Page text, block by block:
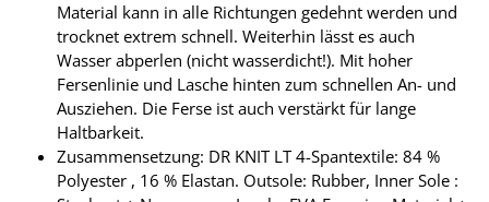
Material kann in alle Richtungen gedehnt werden und
trocknet extrem schnell. Weiterhin lässt es auch
Wasser abperlen (nicht wasserdicht!). Mit hoher
Fersenlinie und Lasche hinten zum schnellen An- und
Ausziehen. Die Ferse ist auch verstärkt für lange
Haltbarkeit.
Zusammensetzung: DR KNIT LT 4-Spantextile: 84 %
Polyester , 16 % Elastan. Outsole: Rubber, Inner Sole :